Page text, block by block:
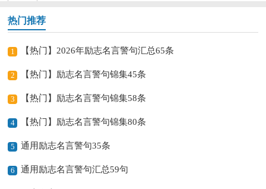
热门推荐
1 【热门】2026年励志名言警句汇总65条
2 【热门】励志名言警句锦集45条
3 【热门】励志名言警句锦集58条
4 【热门】励志名言警句锦集80条
5 通用励志名言警句35条
6 通用励志名言警句汇总59句